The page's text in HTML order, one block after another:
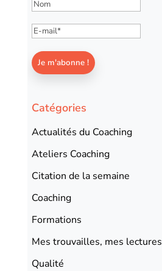
Catégories
Actualités du Coaching
Ateliers Coaching
Citation de la semaine
Coaching
Formations
Mes trouvailles, mes lectures
Qualité